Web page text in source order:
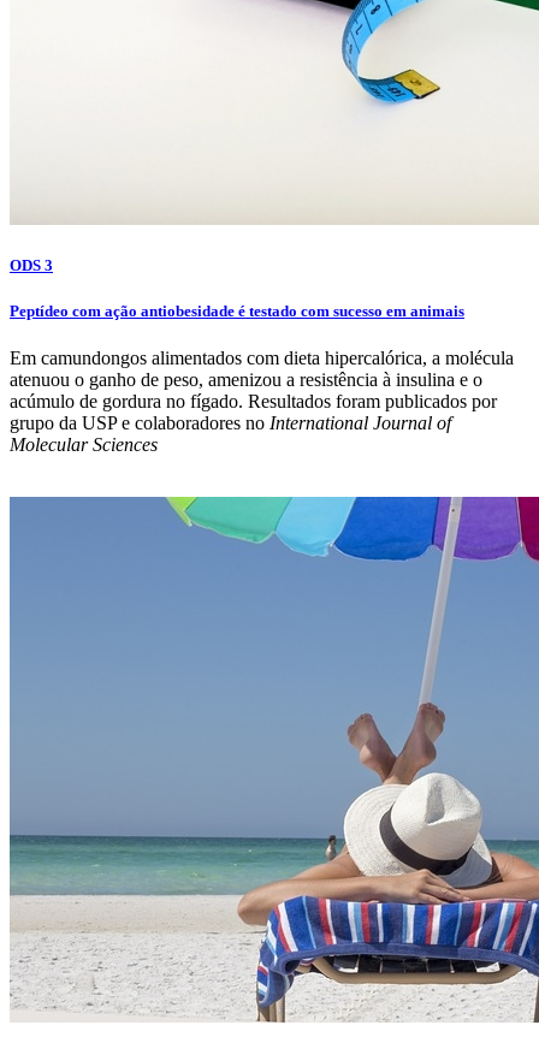
ODS 3
Peptídeo com ação antiobesidade é testado com sucesso em animais
Em camundongos alimentados com dieta hipercalórica, a molécula
atenuou o ganho de peso, amenizou a resistência à insulina e o
acúmulo de gordura no fígado. Resultados foram publicados por
grupo da USP e colaboradores no International Journal of
Molecular Sciences